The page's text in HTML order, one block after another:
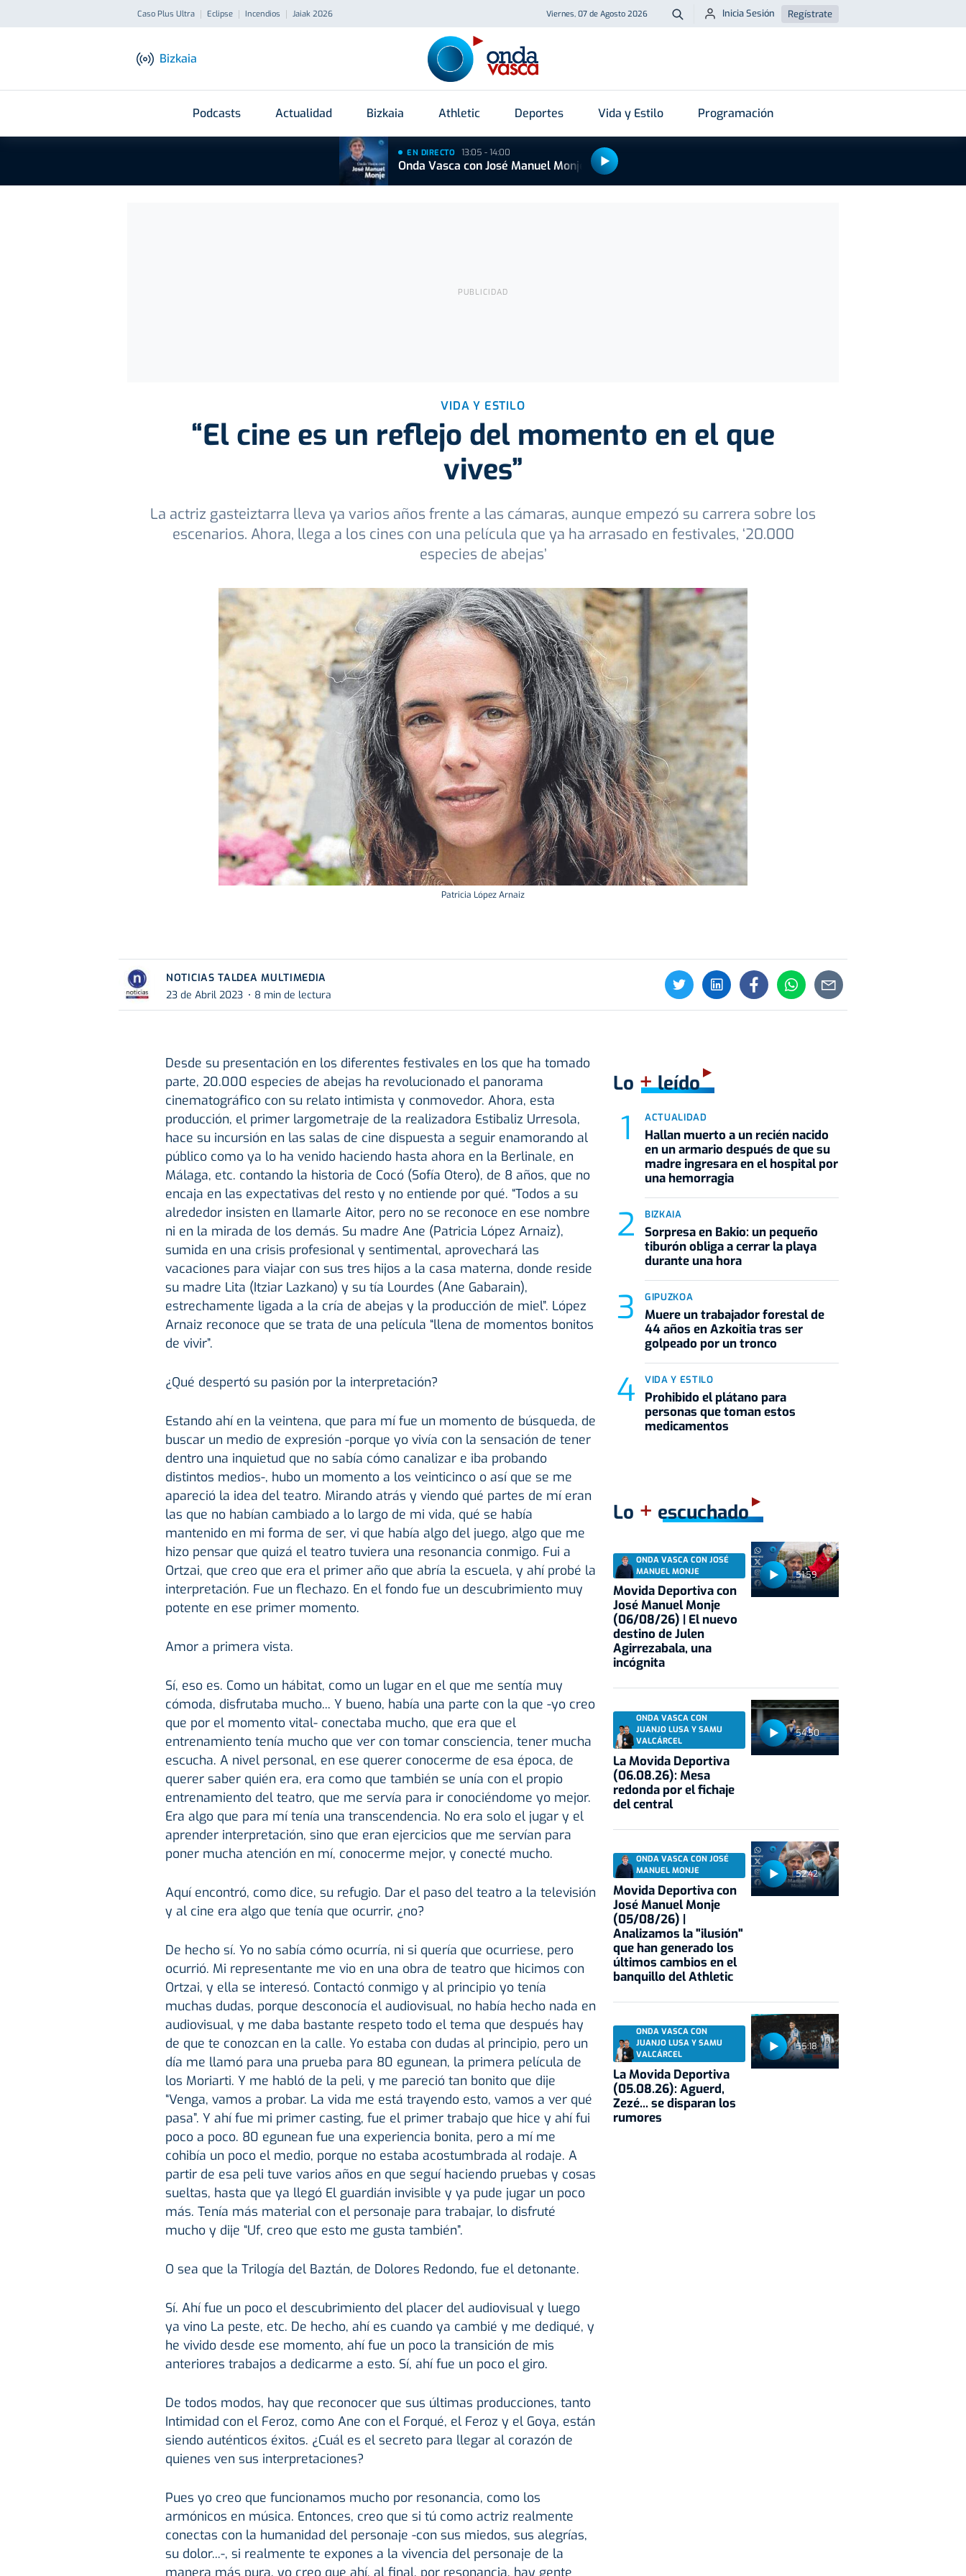
Caso Plus Ultra Eclipse Incendios Jaiak 2026 Viernes, 07 de Agosto 2026 Buscar
Inicia Sesión Regístrate
Bizkaia
Podcasts Actualidad Bizkaia Athletic Deportes Vida y Estilo Programación
EN DIRECTO 13:05 - 14:00
Onda Vasca con José Manuel Monje
VIDA Y ESTILO
“El cine es un reflejo del momento en el que
vives”
La actriz gasteiztarra lleva ya varios años frente a las cámaras, aunque empezó su carrera sobre los
escenarios. Ahora, llega a los cines con una película que ya ha arrasado en festivales, ‘20.000
especies de abejas’
Patricia López Arnaiz
NOTICIAS TALDEA MULTIMEDIA
23 de Abril 2023
8 min de lectura
Desde su presentación en los diferentes festivales en los que ha tomado
parte, 20.000 especies de abejas ha revolucionado el panorama
cinematográfico con su relato intimista y conmovedor. Ahora, esta
producción, el primer largometraje de la realizadora Estibaliz Urresola,
hace su incursión en las salas de cine dispuesta a seguir enamorando al
público como ya lo ha venido haciendo hasta ahora en la Berlinale, en
Málaga, etc. contando la historia de Cocó (Sofía Otero), de 8 años, que no
encaja en las expectativas del resto y no entiende por qué. “Todos a su
alrededor insisten en llamarle Aitor, pero no se reconoce en ese nombre
ni en la mirada de los demás. Su madre Ane (Patricia López Arnaiz),
sumida en una crisis profesional y sentimental, aprovechará las
vacaciones para viajar con sus tres hijos a la casa materna, donde reside
su madre Lita (Itziar Lazkano) y su tía Lourdes (Ane Gabarain),
estrechamente ligada a la cría de abejas y la producción de miel”. López
Arnaiz reconoce que se trata de una película “llena de momentos bonitos
de vivir”.
¿Qué despertó su pasión por la interpretación?
Estando ahí en la veintena, que para mí fue un momento de búsqueda, de
buscar un medio de expresión -porque yo vivía con la sensación de tener
dentro una inquietud que no sabía cómo canalizar e iba probando
distintos medios-, hubo un momento a los veinticinco o así que se me
apareció la idea del teatro. Mirando atrás y viendo qué partes de mí eran
las que no habían cambiado a lo largo de mi vida, qué se había
mantenido en mi forma de ser, vi que había algo del juego, algo que me
hizo pensar que quizá el teatro tuviera una resonancia conmigo. Fui a
Ortzai, que creo que era el primer año que abría la escuela, y ahí probé la
interpretación. Fue un flechazo. En el fondo fue un descubrimiento muy
potente en ese primer momento.
Amor a primera vista.
Sí, eso es. Como un hábitat, como un lugar en el que me sentía muy
cómoda, disfrutaba mucho... Y bueno, había una parte con la que -yo creo
que por el momento vital- conectaba mucho, que era que el
entrenamiento tenía mucho que ver con tomar consciencia, tener mucha
escucha. A nivel personal, en ese querer conocerme de esa época, de
querer saber quién era, era como que también se unía con el propio
entrenamiento del teatro, que me servía para ir conociéndome yo mejor.
Era algo que para mí tenía una transcendencia. No era solo el jugar y el
aprender interpretación, sino que eran ejercicios que me servían para
poner mucha atención en mí, conocerme mejor, y conecté mucho.
Aquí encontró, como dice, su refugio. Dar el paso del teatro a la televisión
y al cine era algo que tenía que ocurrir, ¿no?
De hecho sí. Yo no sabía cómo ocurría, ni si quería que ocurriese, pero
ocurrió. Mi representante me vio en una obra de teatro que hicimos con
Ortzai, y ella se interesó. Contactó conmigo y al principio yo tenía
muchas dudas, porque desconocía el audiovisual, no había hecho nada en
audiovisual, y me daba bastante respeto todo el tema que después hay
de que te conozcan en la calle. Yo estaba con dudas al principio, pero un
día me llamó para una prueba para 80 egunean, la primera película de
los Moriarti. Y me habló de la peli, y me pareció tan bonito que dije
“Venga, vamos a probar. La vida me está trayendo esto, vamos a ver qué
pasa”. Y ahí fue mi primer casting, fue el primer trabajo que hice y ahí fui
poco a poco. 80 egunean fue una experiencia bonita, pero a mí me
cohibía un poco el medio, porque no estaba acostumbrada al rodaje. A
partir de esa peli tuve varios años en que seguí haciendo pruebas y cosas
sueltas, hasta que ya llegó El guardián invisible y ya pude jugar un poco
más. Tenía más material con el personaje para trabajar, lo disfruté
mucho y dije “Uf, creo que esto me gusta también”.
O sea que la Trilogía del Baztán, de Dolores Redondo, fue el detonante.
Sí. Ahí fue un poco el descubrimiento del placer del audiovisual y luego
ya vino La peste, etc. De hecho, ahí es cuando ya cambié y me dediqué, y
he vivido desde ese momento, ahí fue un poco la transición de mis
anteriores trabajos a dedicarme a esto. Sí, ahí fue un poco el giro.
De todos modos, hay que reconocer que sus últimas producciones, tanto
Intimidad con el Feroz, como Ane con el Forqué, el Feroz y el Goya, están
siendo auténticos éxitos. ¿Cuál es el secreto para llegar al corazón de
quienes ven sus interpretaciones?
Pues yo creo que funcionamos mucho por resonancia, como los
armónicos en música. Entonces, creo que si tú como actriz realmente
conectas con la humanidad del personaje -con sus miedos, sus alegrías,
su dolor...-, si realmente te expones a la vivencia del personaje de la
Lo +leído
ACTUALIDAD
Hallan muerto a un recién nacido
en un armario después de que su
madre ingresara en el hospital por
una hemorragia
BIZKAIA
Sorpresa en Bakio: un pequeño
tiburón obliga a cerrar la playa
durante una hora
GIPUZKOA
Muere un trabajador forestal de
44 años en Azkoitia tras ser
golpeado por un tronco
VIDA Y ESTILO
Prohibido el plátano para
personas que toman estos
medicamentos
Lo + escuchado
51:59
ONDA VASCA CON JOSÉ
MANUEL MONJE
Movida Deportiva con
José Manuel Monje
(06/08/26) | El nuevo
destino de Julen
Agirrezabala, una
incógnita
54:50
ONDA VASCA CON
JUANJO LUSA Y SAMU
VALCÁRCEL
La Movida Deportiva
(06.08.26): Mesa
redonda por el fichaje
del central
52:42
ONDA VASCA CON JOSÉ
MANUEL MONJE
Movida Deportiva con
José Manuel Monje
(05/08/26) |
Analizamos la "ilusión"
que han generado los
últimos cambios en el
banquillo del Athletic
55:18
ONDA VASCA CON
JUANJO LUSA Y SAMU
VALCÁRCEL
La Movida Deportiva
(05.08.26): Aguerd,
Zezé... se disparan los
rumores